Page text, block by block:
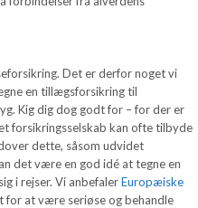
Det er derfor noget vi
en tillægsforsikring til
Kig dig dog godt for – for der er
forsikringsselskab kan ofte tilbyde
dette, såsom udvidet
det være en god idé at tegne en
i rejser. Vi anbefalerEuropæiske
for at være seriøse og behandle